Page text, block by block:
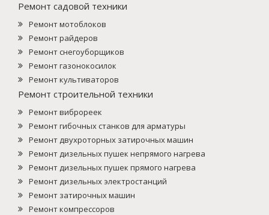
Ремонт садовой техники
Ремонт мотоблоков
Ремонт райдеров
Ремонт снегоуборщиков
Ремонт газонокосилок
Ремонт культиваторов
Ремонт строительной техники
Ремонт виброреек
Ремонт гибочных станков для арматуры
Ремонт двухроторных затирочных машин
Ремонт дизельных пушек непрямого нагрева
Ремонт дизельных пушек прямого нагрева
Ремонт дизельных электростанций
Ремонт затирочных машин
Ремонт компрессоров